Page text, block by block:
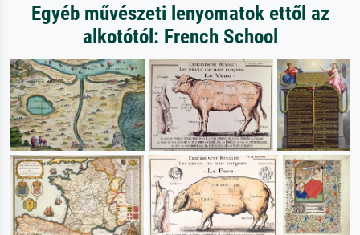
Egyéb művészeti lenyomatok ettől az
alkotótól: French School